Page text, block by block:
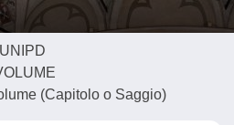
(Capitolo o Saggio)